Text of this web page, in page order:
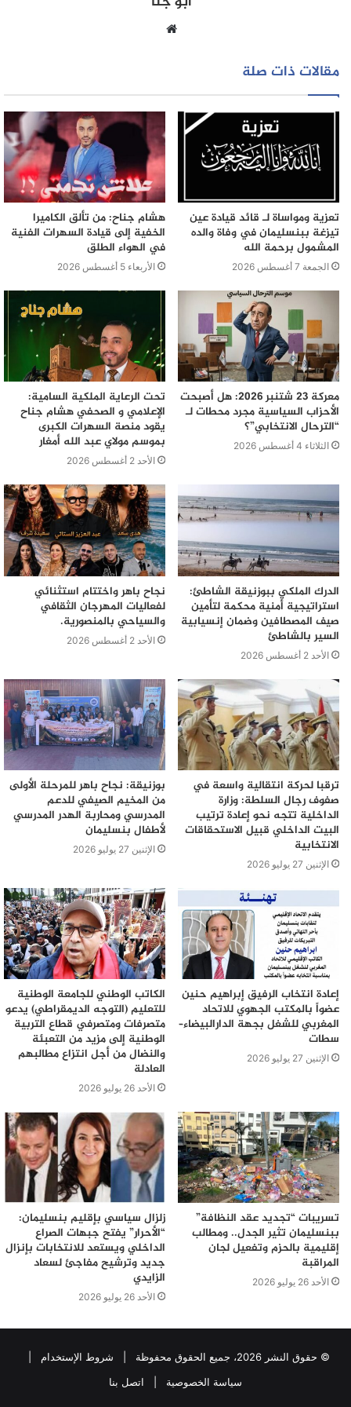
مقالات ذات صلة
تعزية ومواساة لـ قائد قيادة عين
تيزغة ببنسليمان في وفاة والده
المشمول برحمة الله
الجمعة 7 أغسطس 2026
هشام جناح: من تألق الكاميرا
الخفية إلى قيادة السهرات الفنية
في الهواء الطلق
الأربعاء 5 أغسطس 2026
معركة 23 شتنبر 2026: هل أصبحت
الأحزاب السياسية مجرد محطات لـ
“الترحال الانتخابي”؟
الثلاثاء 4 أغسطس 2026
تحت الرعاية الملكية السامية:
الإعلامي و الصحفي هشام جناح
يقود منصة السهرات الكبرى
بموسم مولاي عبد الله أمغار
الأحد 2 أغسطس 2026
الدرك الملكي ببوزنيقة الشاطئ:
استراتيجية أمنية محكمة لتأمين
صيف المصطافين وضمان إنسيابية
السير بالشاطئ
الأحد 2 أغسطس 2026
نجاح باهر واختتام استثنائي
لفعاليات المهرجان الثقافي
والسياحي بالمنصورية.
الأحد 2 أغسطس 2026
ترقبا لحركة انتقالية واسعة في
صفوف رجال السلطة: وزارة
الداخلية تتجه نحو إعادة ترتيب
البيت الداخلي قبيل الاستحقاقات
الانتخابية
الإثنين 27 يوليو 2026
بوزنيقة: نجاح باهر للمرحلة الأولى
من المخيم الصيفي للدعم
المدرسي ومحاربة الهدر المدرسي
لأطفال بنسليمان
الإثنين 27 يوليو 2026
إعادة انتخاب الرفيق إبراهيم حنين
عضواً بالمكتب الجهوي للاتحاد
المغربي للشغل بجهة الدارالبيضاء–
سطات
الإثنين 27 يوليو 2026
الكاتب الوطني للجامعة الوطنية
للتعليم (التوجه الديمقراطي) يدعو
متصرفات ومتصرفي قطاع التربية
الوطنية إلى مزيد من التعبئة
والنضال من أجل انتزاع مطالبهم
العادلة
الأحد 26 يوليو 2026
تسريبات “تجديد عقد النظافة”
ببنسليمان تثير الجدل.. ومطالب
إقليمية بالحزم وتفعيل لجان
المراقبة
الأحد 26 يوليو 2026
زلزال سياسي بإقليم بنسليمان:
“الأحرار” يفتح جبهات الصراع
الداخلي ويستعد للانتخابات بإنزال
جديد وترشيح مفاجئ لسعاد
الزايدي
الأحد 26 يوليو 2026
© حقوق النشر 2026، جميع الحقوق محفوظة | شروط الإستخدام
سياسة الخصوصية
اتصل بنا